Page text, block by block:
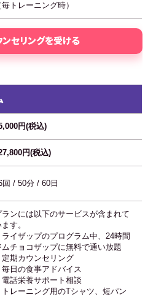
毎トレーニング時）
セリングを受ける
円(税込)
円(税込)
回 / 50分 / 60日
ランには以下のサービスが含まれて
す。
ライザップのプログラム中、24時間
ムチョコザップに無料で通い放題
定期カウンセリング
毎日の食事アドバイス
電話栄養サポート相談
トレーニング用のTシャツ、短パン